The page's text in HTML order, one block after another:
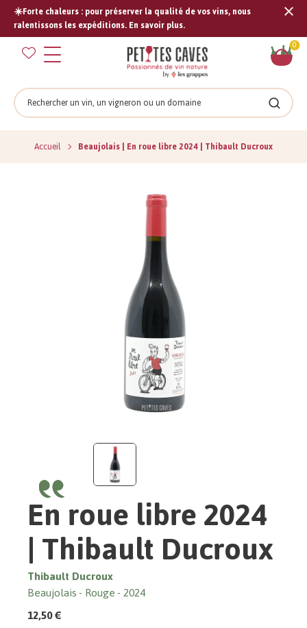
☀️Forte chaleurs : pour préserver la qualité de vos vins, nous
ralentissons les expéditions. En savoir plus.
0
Rechercher
Accueil Beaujolais | En roue libre 2024 | Thibault Ducroux
En roue libre 2024
| Thibault Ducroux
Thibault Ducroux
Beaujolais Rouge 2024
12,50 €